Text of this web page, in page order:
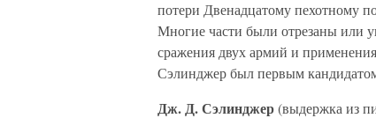
потери Двенадцатому пехотному
Многие части были отрезаны или
сражения двух армий и
Сэлинджер был первым
Дж. Д. Сэлинджер(выдержка из